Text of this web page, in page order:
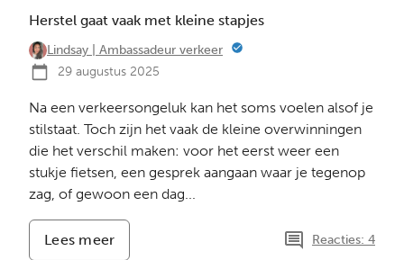
worden
Herstel gaat vaak met kleine stapjes
Lindsay | Ambassadeur verkeer
29 augustus 2025
Na een verkeersongeluk kan het soms voelen alsof je
stilstaat. Toch zijn het vaak de kleine overwinningen
die het verschil maken: voor het eerst weer een
stukje fietsen, een gesprek aangaan waar je tegenop
zag, of gewoon een dag...
Lees meer Reacties: 4